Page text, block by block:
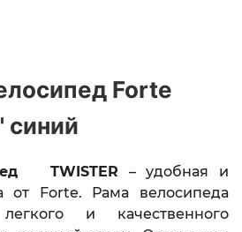
Forte
синий
TWISTER
– удобная и
от Forte.
Рама велосипеда
и качественного